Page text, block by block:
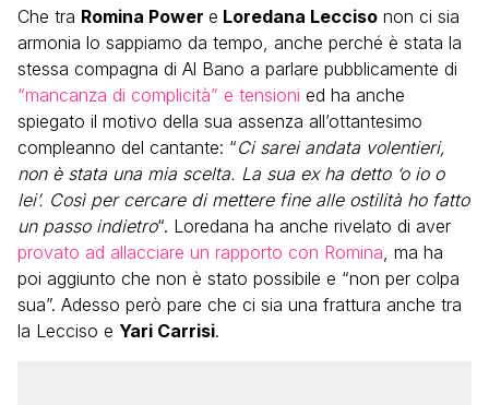
Che tra Romina Power e Loredana Lecciso non ci sia
armonia lo sappiamo da tempo, anche perché è stata la
stessa compagna di Al Bano a parlare pubblicamente di
“mancanza di complicità” e tensioni ed ha anche
spiegato il motivo della sua assenza all’ottantesimo
compleanno del cantante: “Ci sarei andata volentieri,
non è stata una mia scelta. La sua ex ha detto ‘o io o
lei’. Così per cercare di mettere fine alle ostilità ho fatto
un passo indietro“. Loredana ha anche rivelato di aver
provato ad allacciare un rapporto con Romina, ma ha
poi aggiunto che non è stato possibile e “non per colpa
sua”. Adesso però pare che ci sia una frattura anche tra
la Lecciso e Yari Carrisi.